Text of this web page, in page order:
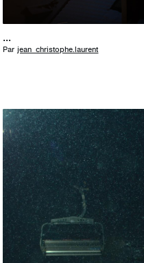
...
Par jean_christophe.laurent